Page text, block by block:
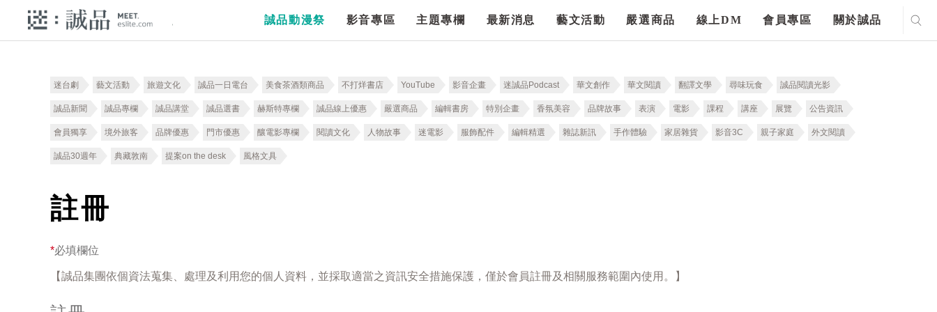
誠品動漫祭 影音專區 主題專欄 最新消息 藝文活動 嚴選商品 線上DM 會員專區 關於誠品
迷台劇 藝文活動 旅遊文化 誠品一日電台 美食茶酒類商品 不打烊書店 YouTube 影音企畫 迷誠品Podcast 華文創作 華文閱讀 翻譯文學 尋味玩食 誠品閱讀光影
誠品新聞 誠品專欄 誠品講堂 誠品選書 赫斯特專欄 誠品線上優惠 嚴選商品 編輯書房 特別企畫 香氛美容 品牌故事 表演 電影 課程 講座 展覽 公告資訊
會員獨享 境外旅客 品牌優惠 門市優惠 釀電影專欄 閱讀文化 人物故事 迷電影 服飾配件 編輯精選 雜誌新訊 手作體驗 家居雜貨 影音3C 親子家庭 外文閱讀
誠品30週年 典藏敦南 提案on the desk 風格文具
註冊
*必填欄位
【誠品集團依個資法蒐集、處理及利用您的個人資料，並採取適當之資訊安全措施保護，僅於會員註冊及相關服務範圍內使用。】